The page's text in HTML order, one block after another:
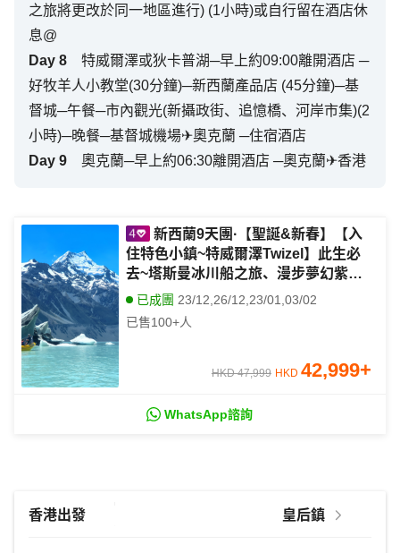
之旅將更改於同一地區進行) (1小時)或自行留在酒店休
息@
Day 8
特威爾澤或狄卡普湖─早上約09:00離開酒店 ─
好牧羊人小教堂(30分鐘)─新西蘭產品店 (45分鐘)─基
督城─午餐─市內觀光(新攝政街、追憶橋、河岸市集)(2
小時)─晚餐─基督城機場✈奧克蘭 ─住宿酒店
Day 9 奧克蘭─早上約06:30離開酒店 ─奧克蘭✈香港
新西蘭9天團·【聖誕&新春】【入
住特色小鎮~特威爾澤Twizel】此生必
去~塔斯曼冰川船之旅、漫步夢幻紫色
花海 、 Jackson果園現摘水果、美福
灣限定包遊、銀河觀星之旅、體驗搭乘
百年蒸汽船、Skyline自助餐
已成團 23/12,26/12,23/01,03/02
已售100+人
HKD 47,999 HKD 42,999+
WhatsApp諮詢